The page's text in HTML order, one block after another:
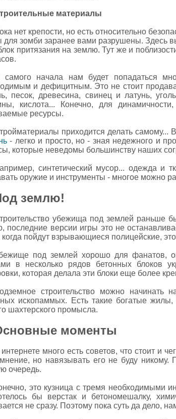
материалы
нет крепости, но есть относительно
для зомби заранее вами разрушены. Здесь
притязания на землю. Тут же и
начала нам будет попадаться
и дефицитным. Это не стоит
песок, древесина, свинец и латунь,
кислота... Конечно, для
ресурсы.
приходится делать самому...
- легко и просто, но - зная недежного и
которые неведомы большинству наших
синтетический мусор... одежда и
оружие и инструменты - многое можно
землю!
убежища под землей раньше
последние версии игры это не
когда пойдут взрывающиеся полицейские,
под землей хорошо для фанатов,
в несколько рядов бетонных блоков
которая делала эти блоки еще более
строительство можно
ископаммых. Есть такие богатые жилы,
шахтерского промысла.
моменты
много есть советов, что стоит и
но навязывать его не буду никому.
очередь.
это кузница с тремя необходимыми
бы верстак и бетономешалку,
не сразу. Поэтому пока суть да дело,